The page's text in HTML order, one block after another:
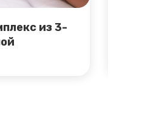
из 3-